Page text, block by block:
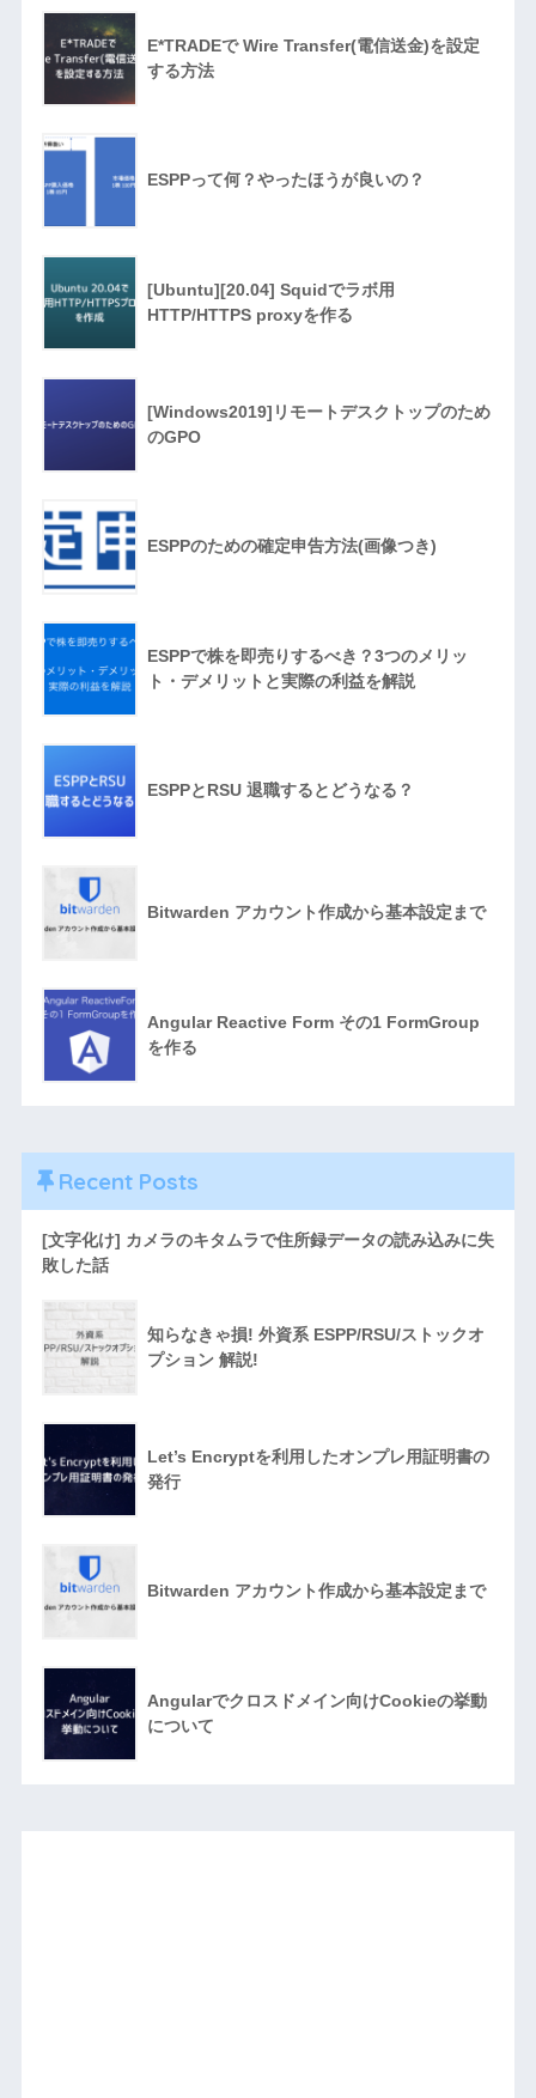
E*TRADEで Wire Transfer(電信送金)を設定
する方法
ESPPって何？やったほうが良いの？
[Ubuntu][20.04] Squidでラボ用
HTTP/HTTPS proxyを作る
[Windows2019]リモートデスクトップのため
のGPO
ESPPのための確定申告方法(画像つき)
ESPPで株を即売りするべき？3つのメリッ
ト・デメリットと実際の利益を解説
ESPPとRSU 退職するとどうなる？
Bitwarden アカウント作成から基本設定まで
Angular Reactive Form その1 FormGroup
を作る
Recent Posts
[文字化け] カメラのキタムラで住所録データの読み込みに失
敗した話
知らなきゃ損! 外資系 ESPP/RSU/ストックオ
プション 解説!
Let’s Encryptを利用したオンプレ用証明書の
発行
Bitwarden アカウント作成から基本設定まで
Angularでクロスドメイン向けCookieの挙動
について